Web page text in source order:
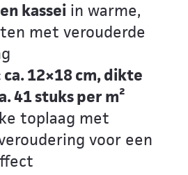
kasseiin warme,
met verouderde
12×18 cm, dikte
41 stuks per m²
toplaag met
voor een